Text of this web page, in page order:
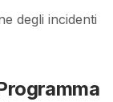
degli incidenti